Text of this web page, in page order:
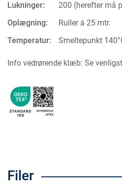
Lukninger:
200 (herefter må
Oplægning:
Ruller á 25 mtr.
Temperatur:
Smeltepunkt
Info vedrørende klæb: Se
Filer